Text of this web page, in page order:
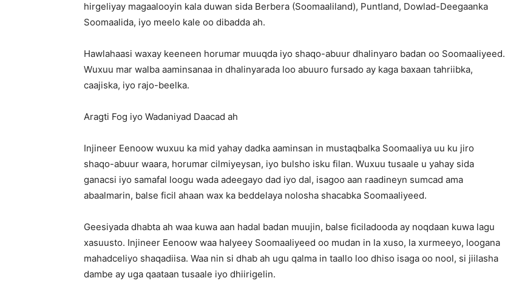
hirgeliyay magaalooyin kala duwan sida Berbera (Soomaaliland), Puntland, Dowlad-Deegaanka
Soomaalida, iyo meelo kale oo dibadda ah.
Hawlahaasi waxay keeneen horumar muuqda iyo shaqo-abuur dhalinyaro badan oo Soomaaliyeed.
Wuxuu mar walba aaminsanaa in dhalinyarada loo abuuro fursado ay kaga baxaan tahriibka,
caajiska, iyo rajo-beelka.
Aragti Fog iyo Wadaniyad Daacad ah
Injineer Eenoow wuxuu ka mid yahay dadka aaminsan in mustaqbalka Soomaaliya uu ku jiro
shaqo-abuur waara, horumar cilmiyeysan, iyo bulsho isku filan. Wuxuu tusaale u yahay sida
ganacsi iyo samafal loogu wada adeegayo dad iyo dal, isagoo aan raadineyn sumcad ama
abaalmarin, balse ficil ahaan wax ka beddelaya nolosha shacabka Soomaaliyeed.
Geesiyada dhabta ah waa kuwa aan hadal badan muujin, balse ficiladooda ay noqdaan kuwa lagu
xasuusto. Injineer Eenoow waa halyeey Soomaaliyeed oo mudan in la xuso, la xurmeeyo, loogana
mahadceliyo shaqadiisa. Waa nin si dhab ah ugu qalma in taallo loo dhiso isaga oo nool, si jiilasha
dambe ay uga qaataan tusaale iyo dhiirigelin.